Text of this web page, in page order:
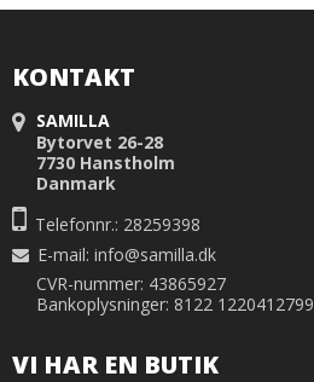
KONTAKT
SAMILLA
Bytorvet 26-28
7730 Hanstholm
Danmark
Telefonnr.: 28259398
E-mail: info@samilla.dk
CVR-nummer: 43865927
Bankoplysninger: 8122 1220412799
VI HAR EN BUTIK